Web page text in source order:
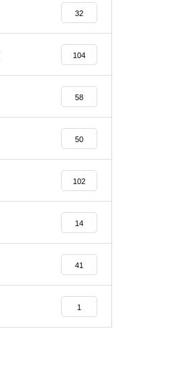
32
104
58
50
102
14
41
1